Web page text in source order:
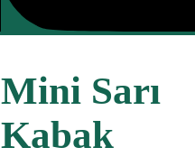
Mini Sarı
Kabak